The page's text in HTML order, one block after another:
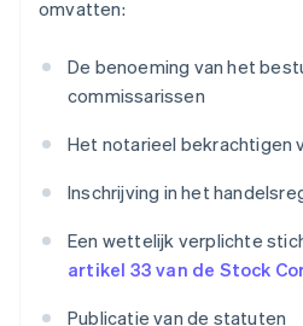
omvatten:
De benoeming van het
commissarissen
Het notarieel bekrachtigen
Inschrijving in het
Een wettelijk verplichte
artikel 33 van de Stock
Publicatie van de statuten